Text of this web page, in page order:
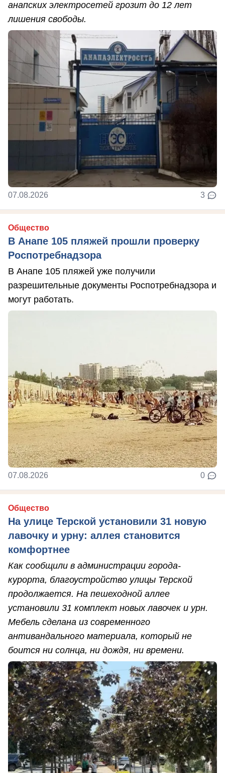
анапских электросетей грозит до 12 лет
лишения свободы.
07.08.2026 3
Общество
В Анапе 105 пляжей прошли проверку
Роспотребнадзора
В Анапе 105 пляжей уже получили
разрешительные документы Роспотребнадзора и
могут работать.
07.08.2026 0
Общество
На улице Терской установили 31 новую
лавочку и урну: аллея становится
комфортнее
Как сообщили в администрации города-
курорта, благоустройство улицы Терской
продолжается. На пешеходной аллее
установили 31 комплект новых лавочек и урн.
Мебель сделана из современного
антивандального материала, который не
боится ни солнца, ни дождя, ни времени.